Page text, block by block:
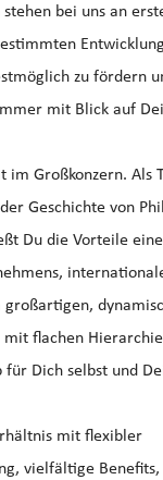
bei uns an
zu fördern
mit Blick auf
im Großkonzern. Als
Geschichte von
Du die Vorteile
flachen
für Dich selbst und
mit flexibler
vielfältige Benefits,